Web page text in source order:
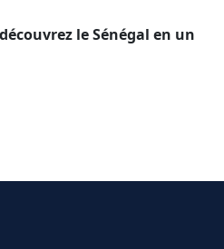
le Sénégal en un